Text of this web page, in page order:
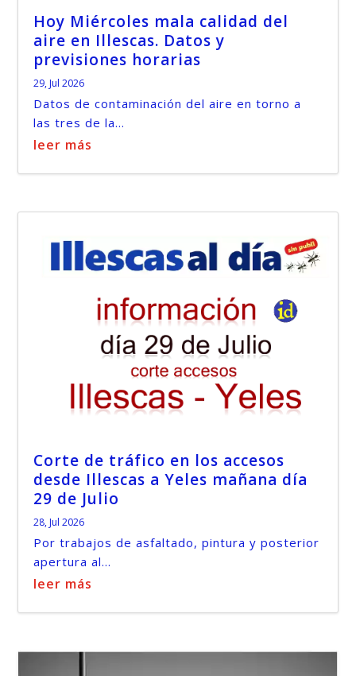
Hoy Miércoles mala calidad del
aire en Illescas. Datos y
previsiones horarias
29, Jul 2026
Datos de contaminación del aire en torno a
las tres de la...
leer más
Corte de tráfico en los accesos
desde Illescas a Yeles mañana día
29 de Julio
28, Jul 2026
Por trabajos de asfaltado, pintura y posterior
apertura al...
leer más